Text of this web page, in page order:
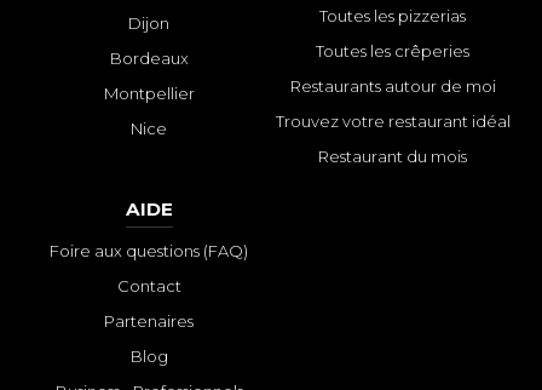
Dijon
Bordeaux
Montpellier
Nice
Toutes les pizzerias
Toutes les crêperies
Restaurants autour de moi
Trouvez votre restaurant idéal
Restaurant du mois
AIDE
Foire aux questions (FAQ)
Contact
Partenaires
Blog